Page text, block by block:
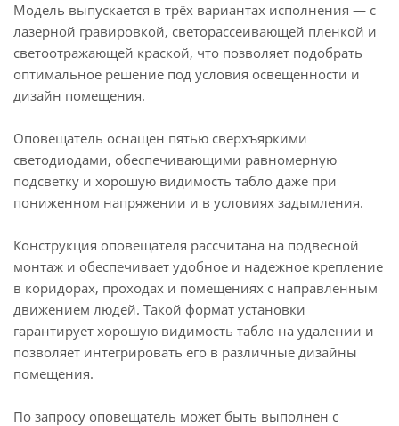
Модель выпускается в трёх вариантах исполнения — с
лазерной гравировкой, светорассеивающей пленкой и
светоотражающей краской, что позволяет подобрать
оптимальное решение под условия освещенности и
дизайн помещения.
Оповещатель оснащен пятью сверхъяркими
светодиодами, обеспечивающими равномерную
подсветку и хорошую видимость табло даже при
пониженном напряжении и в условиях задымления.
Конструкция оповещателя рассчитана на подвесной
монтаж и обеспечивает удобное и надежное крепление
в коридорах, проходах и помещениях с направленным
движением людей. Такой формат установки
гарантирует хорошую видимость табло на удалении и
позволяет интегрировать его в различные дизайны
помещения.
По запросу оповещатель может быть выполнен с